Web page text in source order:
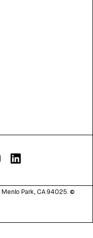
Park, CA 94025. ©